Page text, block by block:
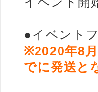
●イベント
※2020年8
でに発送と